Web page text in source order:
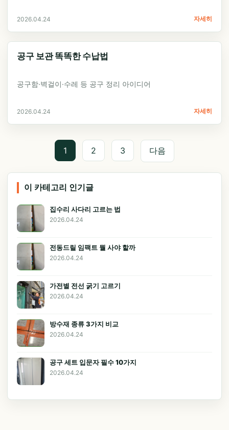
2026.04.24 자세히
공구 보관 똑똑한 수납법
공구함·벽걸이·수레 등 공구 정리 아이디어
2026.04.24 자세히
1 2 3 다음
이 카테고리 인기글
집수리 사다리 고르는 법
2026.04.24
전동드릴 임팩트 뭘 사야 할까
2026.04.24
가전별 전선 굵기 고르기
2026.04.24
방수재 종류 3가지 비교
2026.04.24
공구 세트 입문자 필수 10가지
2026.04.24